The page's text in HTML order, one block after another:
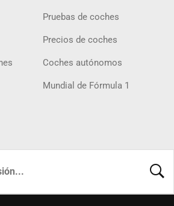
Pruebas de coches
Precios de coches
Coches autónomos
Mundial de Fórmula 1